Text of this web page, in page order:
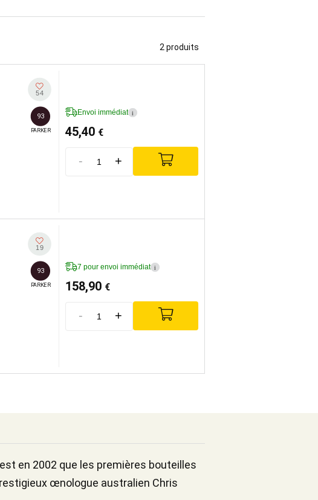
2 produits
54
93
PARKER
Envoi immédiat i
45,40 €
- +
19
93
PARKER
7 pour envoi immédiat i
158,90 €
- +
en 2002 que les premières bouteilles
œnologue australien Chris